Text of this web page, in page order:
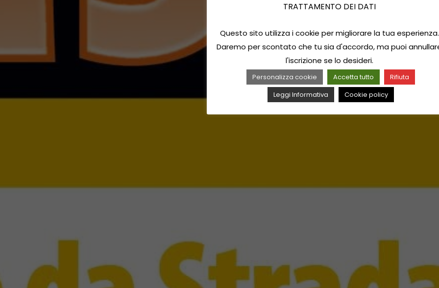
TRATTAMENTO DEI DATI
Questo sito utilizza i cookie per migliorare la tua esperienza.
Daremo per scontato che tu sia d'accordo, ma puoi
l'iscrizione se lo desideri.
Personalizza cookie Accetta tutto
Rifiuta
Leggi Informativa
Cookie policy